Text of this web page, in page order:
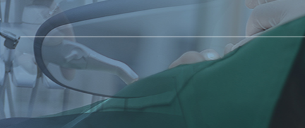
· 치과보존과 칼럼
· 치주과 칼럼